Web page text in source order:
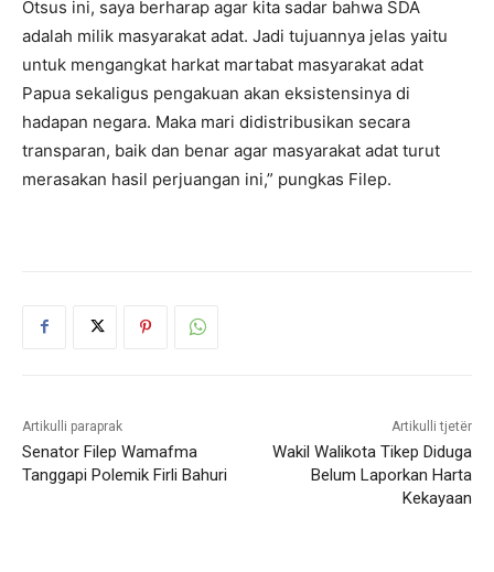
Otsus ini, saya berharap agar kita sadar bahwa SDA
adalah milik masyarakat adat. Jadi tujuannya jelas yaitu
untuk mengangkat harkat martabat masyarakat adat
Papua sekaligus pengakuan akan eksistensinya di
hadapan negara. Maka mari didistribusikan secara
transparan, baik dan benar agar masyarakat adat turut
merasakan hasil perjuangan ini,” pungkas Filep.
Artikulli paraprak
Senator Filep Wamafma
Tanggapi Polemik Firli Bahuri
Artikulli tjetër
Wakil Walikota Tikep Diduga
Belum Laporkan Harta
Kekayaan